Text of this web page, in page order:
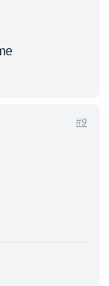
#9